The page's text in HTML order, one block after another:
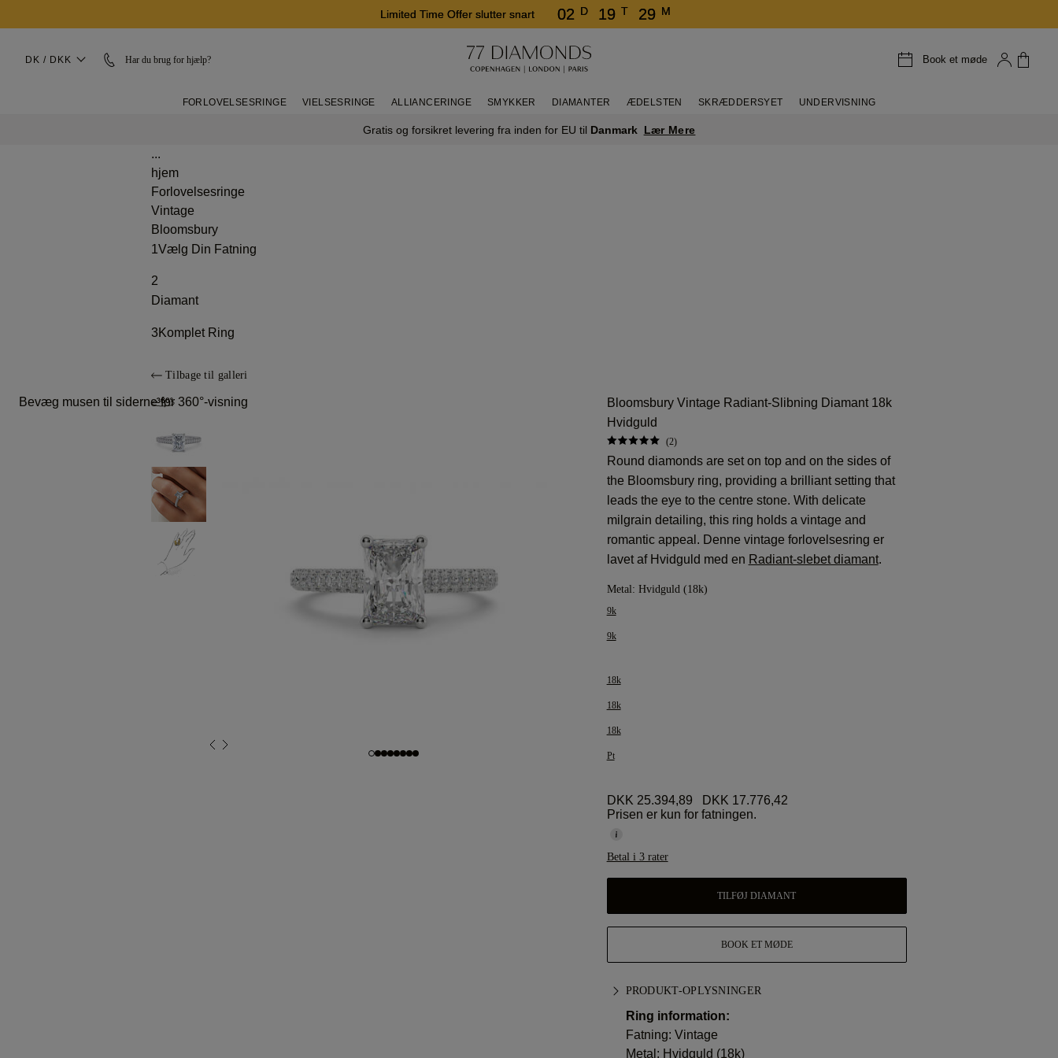
Limited Time Offer slutter snart 02 D 19 T 29 M
DK / DKK Har du brug for hjælp? Book et møde
FORLOVELSESRINGE VIELSESRINGE ALLIANCERINGE SMYKKER DIAMANTER ÆDELSTEN SKRÆDDERSYET UNDERVISNING
Gratis og forsikret levering fra inden for EU til Danmark Lær Mere
...
hjem
Forlovelsesringe
Vintage
Bloomsbury
1Vælg Din Fatning
2
Diamant
3 Komplet Ring
Tilbage til galleri
Bevæg musen til siderne for 360°-visning
Bloomsbury Vintage Radiant-Slibning Diamant 18k
Hvidguld
(2)
Round diamonds are set on top and on the sides of
the Bloomsbury ring, providing a brilliant setting that
leads the eye to the centre stone. With delicate
milgrain detailing, this ring holds a vintage and
romantic appeal. Denne vintage forlovelsesring er
lavet af Hvidguld med en Radiant-slebet diamant.
Metal: Hvidguld (18k)
9k
9k
18k
18k
18k
Pt
DKK 25.394,89
DKK 17.776,42
Prisen er kun for fatningen.
Betal i 3 rater
TILFØJ DIAMANT
BOOK ET MØDE
PRODUKT-OPLYSNINGER
Ring information:
Fatning: Vintage
Metal: Hvidguld (18k)